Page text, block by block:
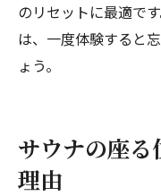
のリセットに最適で
は、一度体験すると
ょう。
サウナの座る
理由